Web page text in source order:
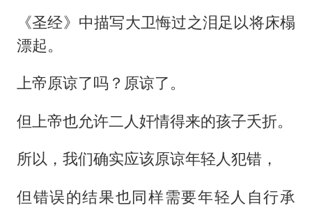
《圣经》中描写大卫悔过之泪足以将床榻
漂起。
上帝原谅了吗？原谅了。
但上帝也允许二人奸情得来的孩子夭折。
所以，我们确实应该原谅年轻人犯错，
但错误的结果也同样需要年轻人自行承